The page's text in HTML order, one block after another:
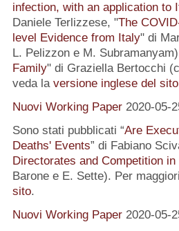
infection, with an application to
Daniele Terlizzese, "The
level Evidence from Italy" di
L. Pelizzon e M.
Family" di Graziella Bertocchi
veda la versione inglese del sito
Nuovi Working Paper 2020-05-
Sono stati pubblicati “Are
Deaths' Events” di Fabiano
Directorates and Competition in
Barone e E. Sette). Per
sito.
Nuovi Working Paper 2020-05-